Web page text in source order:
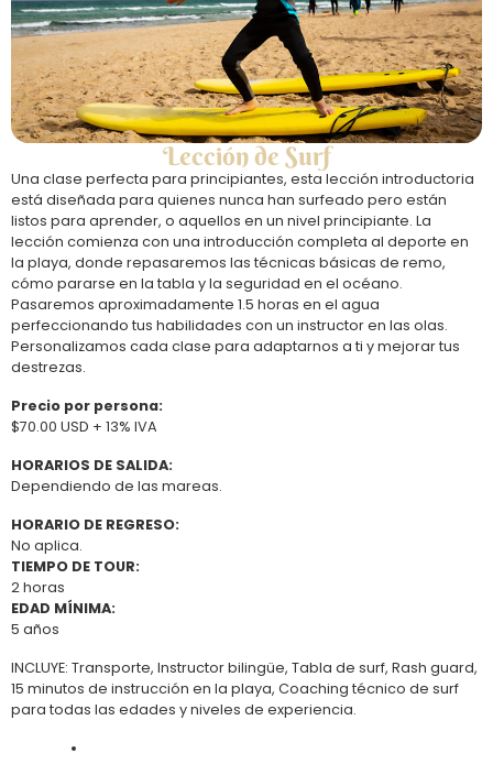
Lección de Surf
Una clase perfecta para principiantes, esta lección introductoria
está diseñada para quienes nunca han surfeado pero están
listos para aprender, o aquellos en un nivel principiante. La
lección comienza con una introducción completa al deporte en
la playa, donde repasaremos las técnicas básicas de remo,
cómo pararse en la tabla y la seguridad en el océano.
Pasaremos aproximadamente 1.5 horas en el agua
perfeccionando tus habilidades con un instructor en las olas.
Personalizamos cada clase para adaptarnos a ti y mejorar tus
destrezas.
Precio por persona:
$70.00 USD + 13% IVA
HORARIOS DE SALIDA:
Dependiendo de las mareas.
HORARIO DE REGRESO:
No aplica.
TIEMPO DE TOUR:
2 horas
EDAD MÍNIMA:
5 años
INCLUYE: Transporte, Instructor bilingüe, Tabla de surf, Rash guard,
15 minutos de instrucción en la playa, Coaching técnico de surf
para todas las edades y niveles de experiencia.